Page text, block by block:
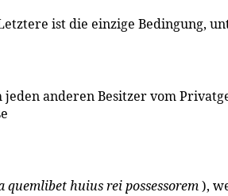
ist die einzige Bedingung,
jeden anderen Besitzer vom
quemlibet huius rei possessorem),